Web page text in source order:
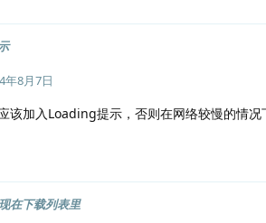
年8月7日
该加入Loading提示，否则在网络较慢的情况
在下载列表里